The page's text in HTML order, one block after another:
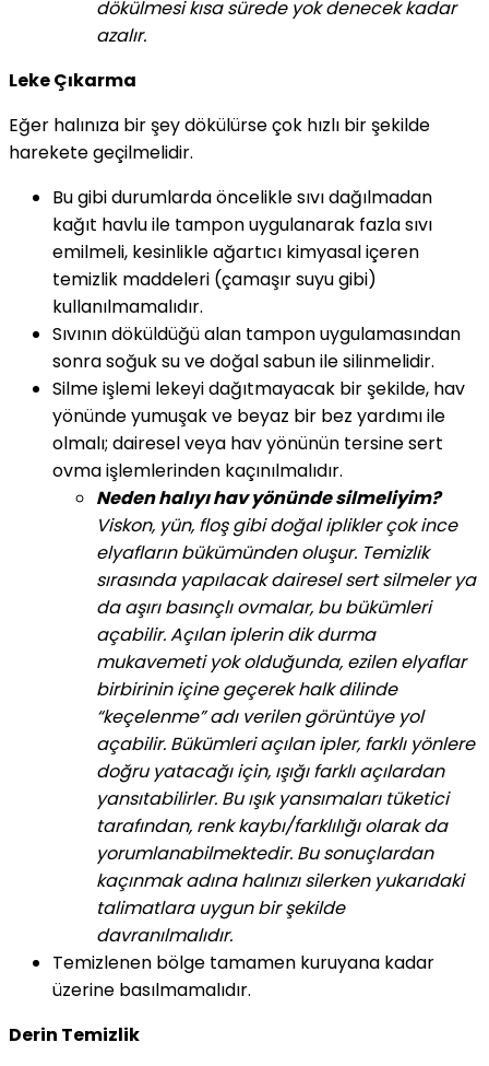
dökülmesi kısa sürede yok denecek kadar
azalır.
Leke Çıkarma
Eğer halınıza bir şey dökülürse çok hızlı bir şekilde
harekete geçilmelidir.
Bu gibi durumlarda öncelikle sıvı dağılmadan
kağıt havlu ile tampon uygulanarak fazla sıvı
emilmeli, kesinlikle ağartıcı kimyasal içeren
temizlik maddeleri (çamaşır suyu gibi)
kullanılmamalıdır.
Sıvının döküldüğü alan tampon uygulamasından
sonra soğuk su ve doğal sabun ile silinmelidir.
Silme işlemi lekeyi dağıtmayacak bir şekilde, hav
yönünde yumuşak ve beyaz bir bez yardımı ile
olmalı; dairesel veya hav yönünün tersine sert
ovma işlemlerinden kaçınılmalıdır.
Neden halıyı hav yönünde silmeliyim?
Viskon, yün, floş gibi doğal iplikler çok ince
elyafların bükümünden oluşur. Temizlik
sırasında yapılacak dairesel sert silmeler ya
da aşırı basınçlı ovmalar, bu bükümleri
açabilir. Açılan iplerin dik durma
mukavemeti yok olduğunda, ezilen elyaflar
birbirinin içine geçerek halk dilinde
“keçelenme” adı verilen görüntüye yol
açabilir. Bükümleri açılan ipler, farklı yönlere
doğru yatacağı için, ışığı farklı açılardan
yansıtabilirler. Bu ışık yansımaları tüketici
tarafından, renk kaybı/farklılığı olarak da
yorumlanabilmektedir. Bu sonuçlardan
kaçınmak adına halınızı silerken yukarıdaki
talimatlara uygun bir şekilde
davranılmalıdır.
Temizlenen bölge tamamen kuruyana kadar
üzerine basılmamalıdır.
Derin Temizlik